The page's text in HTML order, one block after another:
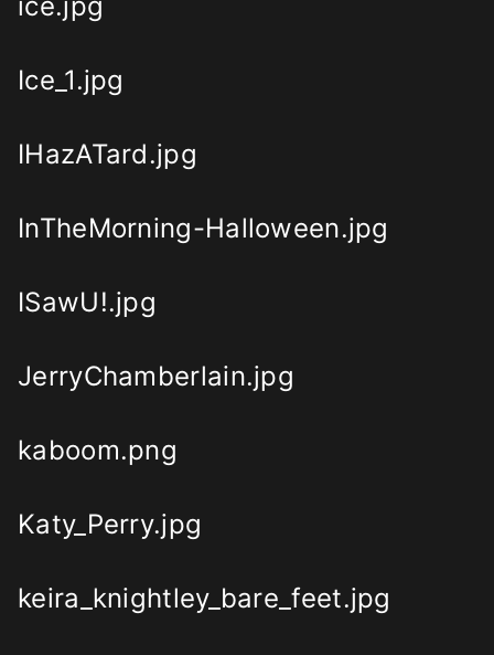
Ice_1.jpg
IHazATard.jpg
InTheMorning-Halloween.jpg
ISawU!.jpg
JerryChamberlain.jpg
kaboom.png
Katy_Perry.jpg
keira_knightley_bare_feet.jpg